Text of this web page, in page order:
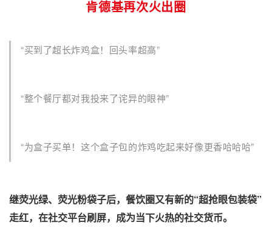
肯德基再次火出圈
“买到了超长炸鸡盒！回头率超高”
“整个餐厅都对我投来了诧异的眼神”
“为盒子买单！这个盒子包的炸鸡吃起来好像更香哈哈哈”
继荧光绿、荧光粉袋子后，餐饮圈又有新的“超抢眼包装袋”
走红，在社交平台刷屏，成为当下火热的社交货币。